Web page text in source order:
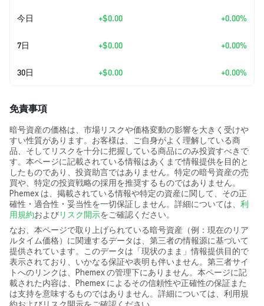
今日 +$0.00 +0.00%
7日 +$0.00 +0.00%
30日 +$0.00 +0.00%
免責事項
暗号資産の価格は、市場リスクや価格変動の影響を大きく受けや
すい性質があります。お客様は、ご自身がよく理解している商
品、そしてリスクを十分に把握している商品にのみ投資すべきで
す。本ページに記載されている情報はあくまで情報提供を目的と
したものであり、投資助言ではありません。特定の暗号資産の売
買や、特定の投資戦略の採用を推奨するものではありません。
Phemex は、掲載されている情報や特定の資産に関して、その正
確性・適合性・妥当性を一切保証しません。詳細については、 利
用規約およびリスク開示をご確認ください。
なお、本ページで取り上げられている暗号資産（例：現在のリア
ルタイム価格）に関連するデータは、第三者の情報源に基づいて
提供されています。このデータは「現状のまま」情報提供目的で
表示されており、いかなる保証や表明も伴いません。第三者サイ
トへのリンクは、Phemex の管理下にありません。本ページに記
載された内容は、Phemex によるその信頼性や正確性の保証また
は支持を意味するものではありません。詳細については、利用規
約およびリスク開示をご確認ください。